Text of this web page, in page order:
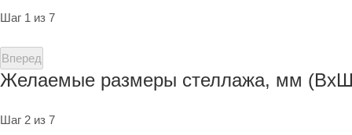
Шаг 1 из 7
Вперед
Желаемые размеры стеллажа, мм
Шаг 2 из 7